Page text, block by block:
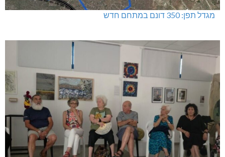
מגדל תפן: 350 דונם במתחם חדש